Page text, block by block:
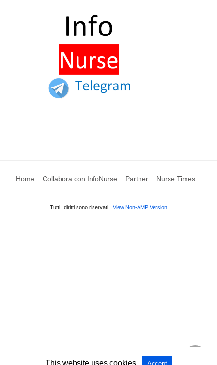
Home Collabora con InfoNurse Partner Nurse Times
Tutti i diritti sono riservati View Non-AMP Version
This website uses cookies. Accept